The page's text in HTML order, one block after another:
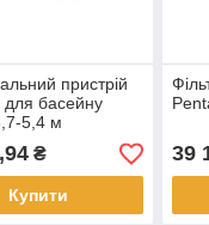
пристрій
для басейну
5,4 м
двосторонній
₴
Купити
39